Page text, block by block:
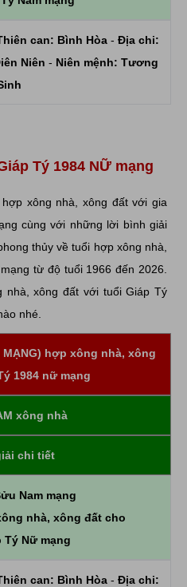
can: Bình Hòa - Địa chi:
Niên - Niên mệnh: Tương
Tý 1984 NỮ mạng
xông nhà, xông đất với gia
cùng với những lời bình giải
thủy về tuổi hợp xông nhà,
từ độ tuổi 1966 đến 2026.
nhà, xông đất với tuổi Giáp Tý
nhé.
hợp xông nhà, xông
1984 nữ mạng
xông nhà
chi tiết
Nam mạng
nhà, xông đất cho
Tý Nữ mạng
can: Bình Hòa - Địa chi: